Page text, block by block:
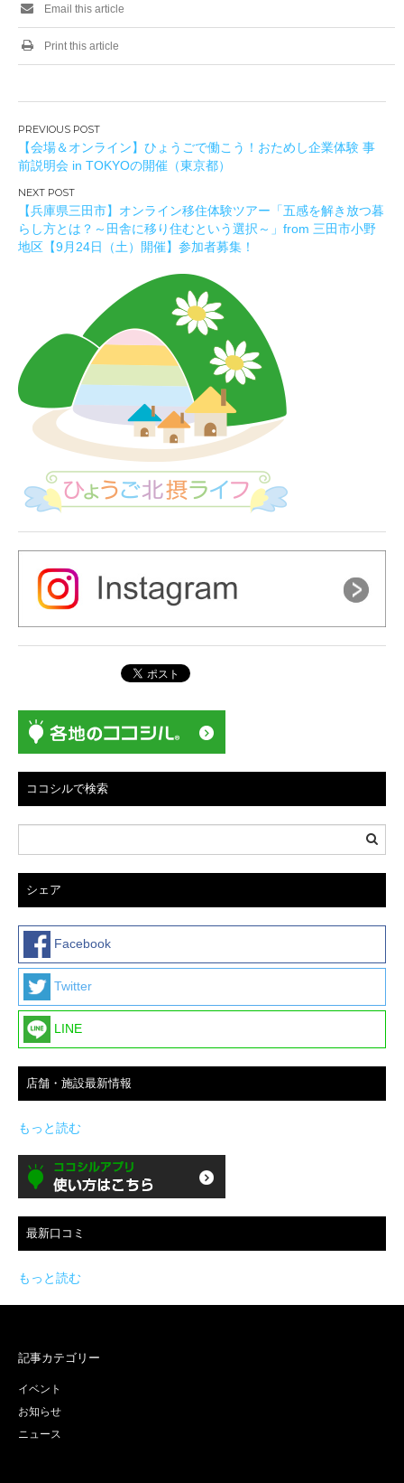
Email this article
Print this article
投
稿
ナ
ビ
ゲ
ー
【会場＆オンライン】ひょうごで働こう！おためし企業体験 事
前説明会 in TOKYOの開催（東京都）
【兵庫県三田市】オンライン移住体験ツアー「五感を解き放つ暮
らし方とは？～田舎に移り住むという選択～」from 三田市小野
地区【9月24日（土）開催】参加者募集！
ココシルで検索
シェア
Facebook
Twitter
LINE
店舗・施設最新情報
もっと読む
最新口コミ
もっと読む
記事カテゴリー
イベント
お知らせ
ニュース